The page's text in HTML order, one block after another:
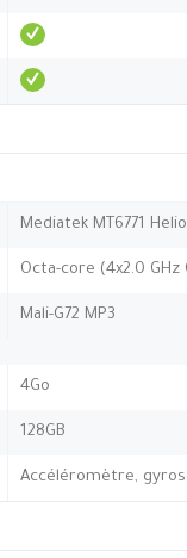
Mediatek MT6771
Octa-core (4x2.0 GHz
Mali-G72 MP3
4Go
128GB
Accéléromètre,